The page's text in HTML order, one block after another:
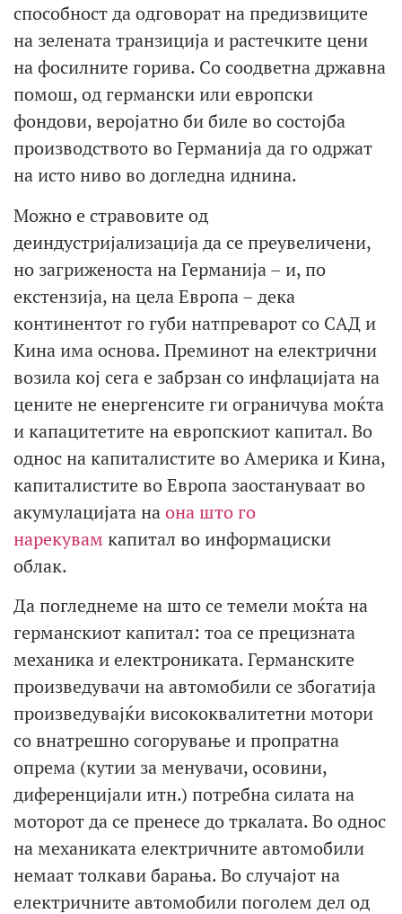
способност да одговорат на предизвиците
на зелената транзиција и растечките цени
на фосилните горива. Со соодветна државна
помош, од германски или европски
фондови, веројатно би биле во состојба
производството во Германија да го одржат
на исто ниво во догледна иднина.
Можно е стравовите од
деиндустријализација да се преувеличени,
но загриженоста на Германија – и, по
екстензија, на цела Европа – дека
континентот го губи натпреварот со САД и
Кина има основа. Преминот на електрични
возила кој сега е забрзан со инфлацијата на
цените не енергенсите ги ограничува моќта
и капацитетите на европскиот капитал. Во
однос на капиталистите во Америка и Кина,
капиталистите во Европа заостануваат во
акумулацијата наона што го
нарекувам капитал во информациски
облак.
Да погледнеме на што се темели моќта на
германскиот капитал: тоа се прецизната
механика и електрониката. Германските
произведувачи на автомобили се збогатија
произведувајќи висококвалитетни мотори
со внатрешно согорување и пропратна
опрема (кутии за менувачи, осовини,
диференцијали итн.) потребна силата на
моторот да се пренесе до тркалата. Во однос
на механиката електричните автомобили
немаат толкави барања. Во случајот на
електричните автомобили поголем дел од